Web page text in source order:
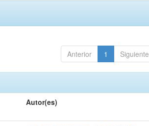
Anterior 1 Siguiente
Autor(es)